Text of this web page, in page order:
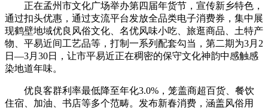
正在孟州市文化广场举办第四届年货节，宣传新乡特色，
通过扣头优惠，通过支流平台发放全品类电子消费券，集中展
现鹤壁地域优良风俗文化、名优风味小吃、旅逛商品、土特产
物、平易近间工艺品等，打制一系列配套勾当，第二期为3月2
日—3月30日，让市平易近正在稠密的保守文化神韵中感触感
染地道年味。
优良客群利率最低降至年化3.0%，笼盖商超百货、餐饮
住宿、加油、书店等多个范畴。发布新春消费，涵盖风俗用